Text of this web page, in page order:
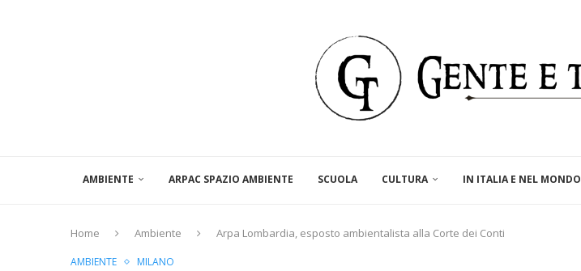
AMBIENTE ARPAC SPAZIO AMBIENTE SCUOLA CULTURA IN ITALIA E NEL MONDO
Home Ambiente Arpa Lombardia, esposto ambientalista alla Corte dei Conti
AMBIENTE MILANO